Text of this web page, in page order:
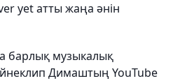
yet атты жаңа әнін
барлық музыкалық
Димаштың YouTube